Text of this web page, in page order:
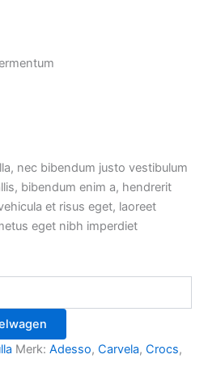
nec bibendum justo vestibulum
bibendum enim a, hendrerit
et risus eget, laoreet
eget nibh imperdiet
Merk: Adesso, Carvela, Crocs,